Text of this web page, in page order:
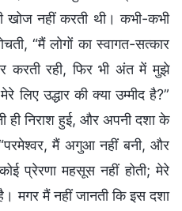
खोज नहीं करती थी। कभी-कभी
“मैं लोगों का स्वागत-सत्कार
करती रही, फिर भी अंत में मुझे
लिए उद्धार की क्या उम्मीद है?”
ही निराश हुई, और अपनी दशा के
“परमेश्वर, मैं अगुआ नहीं बनी, और
प्रेरणा महसूस नहीं होती; मेरे
मगर मैं नहीं जानती कि इस दशा